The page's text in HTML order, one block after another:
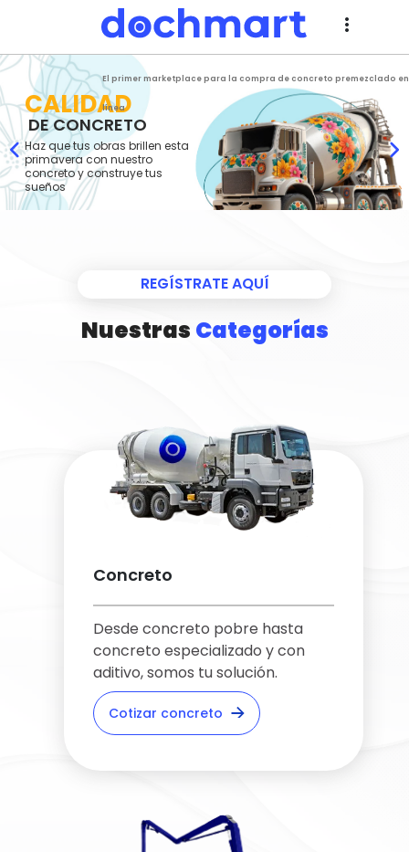
more_vert
El primer marketplace para la compra de concreto premezclado en
línea
CALIDAD
DE CONCRETO
Haz que tus obras brillen esta
primavera con nuestro
concreto y construye tus
sueños
REGÍSTRATE AQUÍ
Nuestras Categorías
Concreto
Desde concreto pobre hasta
concreto especializado y con
aditivo, somos tu solución.
Cotizar concreto